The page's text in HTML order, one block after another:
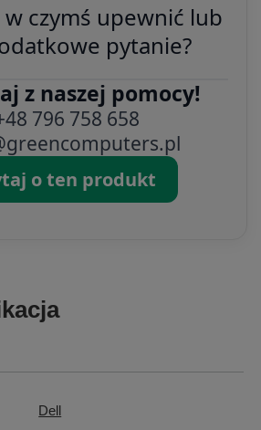
w czymś upewnić lub
pytanie?
z naszej pomocy!
796 758 658
o ten produkt
Dell